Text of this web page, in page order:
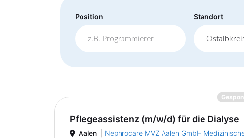
Position Standort
Pflegeassistenz (m/w/d) für die Dialyse
Aalen Nephrocare MVZ Aalen GmbH